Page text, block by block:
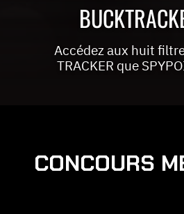
Accédez aux huit
TRACKER que
CONCOURS